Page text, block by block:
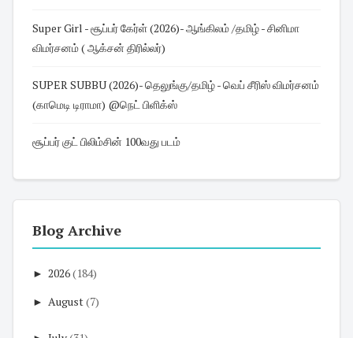
Super Girl - சூப்பர் கேர்ள் (2026)- ஆங்கிலம் /தமிழ் - சினிமா
விமர்சனம் ( ஆக்சன் திரில்லர்)
SUPER SUBBU (2026)- தெலுங்கு/தமிழ் - வெப் சீரிஸ் விமர்சனம்
(காமெடி டிராமா) @நெட் பிளிக்ஸ்
சூப்பர் குட் பிலிம்சின் 100வது படம்
Blog Archive
► 2026(184)
► August(7)